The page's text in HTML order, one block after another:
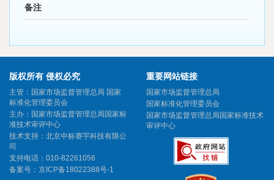
备注
版权所有 侵权必究
主管：国家市场监督管理总局 国家
标准化管理委员会
主办：国家市场监督管理总局国家标
准技术审评中心
技术支持：北京中标赛宇科技有限公
司
支持电话：010-82261056
备案号： 京ICP备18022388号-1
重要网站链接
国家市场监督管理总局
国家标准化管理委员会
国家市场监督管理总局国家标准技术
审评中心